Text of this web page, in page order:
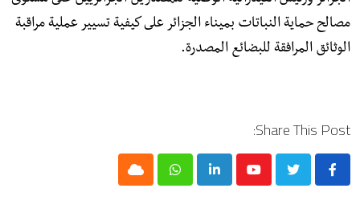
مصالح حماية النباتات بميناء الجزائر على كيفية تسيير عملية مراقبة
الوثائق المرافقة للبضائع المصدرة.
Share This Post:
Youtube
LinkedIn
Whatsapp
Cloud